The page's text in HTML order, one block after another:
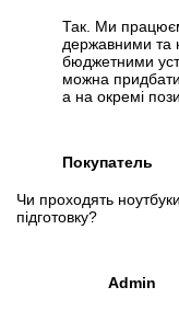
Так. Ми
державними та
бюджетними
можна
а на окремі
Покупатель
Чи проходять
підготовку?
Admin